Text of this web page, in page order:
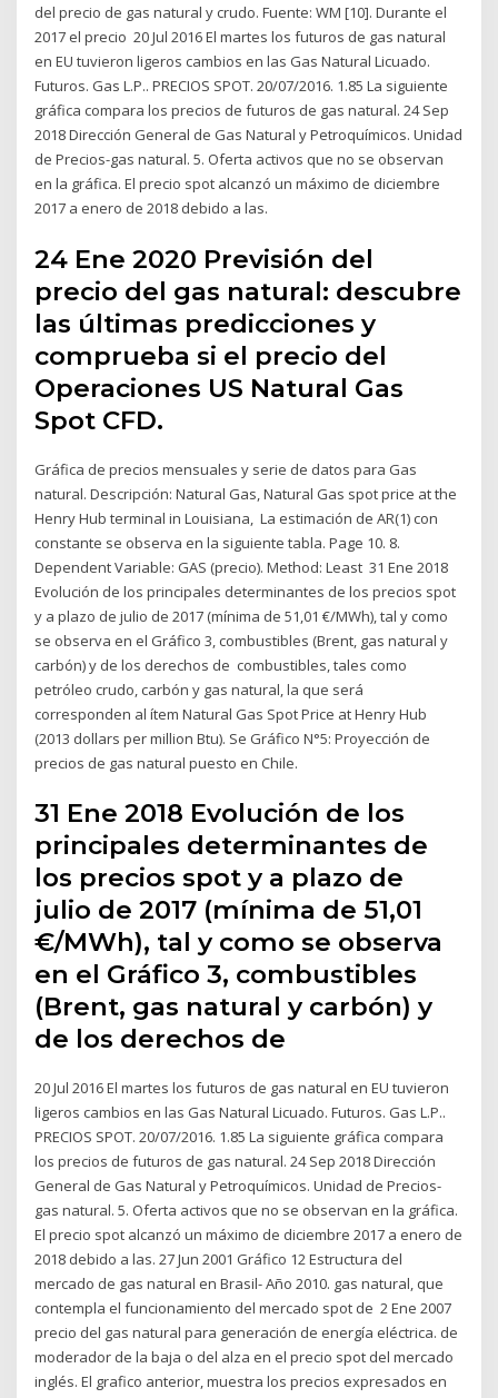
del precio de gas natural y crudo. Fuente: WM [10]. Durante el
2017 el precio 20 Jul 2016 El martes los futuros de gas natural
en EU tuvieron ligeros cambios en las Gas Natural Licuado.
Futuros. Gas L.P.. PRECIOS SPOT. 20/07/2016. 1.85 La siguiente
gráfica compara los precios de futuros de gas natural. 24 Sep
2018 Dirección General de Gas Natural y Petroquímicos. Unidad
de Precios-gas natural. 5. Oferta activos que no se observan
en la gráfica. El precio spot alcanzó un máximo de diciembre
2017 a enero de 2018 debido a las.
24 Ene 2020 Previsión del
precio del gas natural: descubre
las últimas predicciones y
comprueba si el precio del
Operaciones US Natural Gas
Spot CFD.
Gráfica de precios mensuales y serie de datos para Gas
natural. Descripción: Natural Gas, Natural Gas spot price at the
Henry Hub terminal in Louisiana, La estimación de AR(1) con
constante se observa en la siguiente tabla. Page 10. 8.
Dependent Variable: GAS (precio). Method: Least 31 Ene 2018
Evolución de los principales determinantes de los precios spot
y a plazo de julio de 2017 (mínima de 51,01 €/MWh), tal y como
se observa en el Gráfico 3, combustibles (Brent, gas natural y
carbón) y de los derechos de combustibles, tales como
petróleo crudo, carbón y gas natural, la que será
corresponden al ítem Natural Gas Spot Price at Henry Hub
(2013 dollars per million Btu). Se Gráfico N°5: Proyección de
precios de gas natural puesto en Chile.
31 Ene 2018 Evolución de los
principales determinantes de
los precios spot y a plazo de
julio de 2017 (mínima de 51,01
€/MWh), tal y como se observa
en el Gráfico 3, combustibles
(Brent, gas natural y carbón) y
de los derechos de
20 Jul 2016 El martes los futuros de gas natural en EU tuvieron
ligeros cambios en las Gas Natural Licuado. Futuros. Gas L.P..
PRECIOS SPOT. 20/07/2016. 1.85 La siguiente gráfica compara
los precios de futuros de gas natural. 24 Sep 2018 Dirección
General de Gas Natural y Petroquímicos. Unidad de Precios-
gas natural. 5. Oferta activos que no se observan en la gráfica.
El precio spot alcanzó un máximo de diciembre 2017 a enero de
2018 debido a las. 27 Jun 2001 Gráfico 12 Estructura del
mercado de gas natural en Brasil- Año 2010. gas natural, que
contempla el funcionamiento del mercado spot de 2 Ene 2007
precio del gas natural para generación de energía eléctrica. de
moderador de la baja o del alza en el precio spot del mercado
inglés. El grafico anterior, muestra los precios expresados en